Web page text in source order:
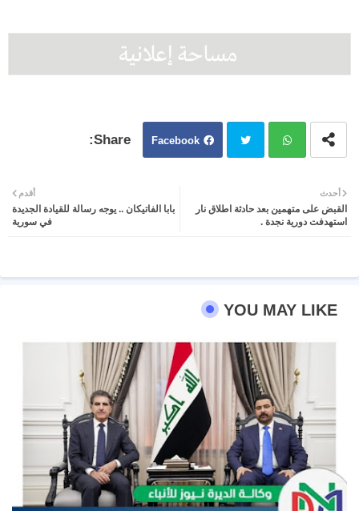
Facebook
ter atsa
أحدث
القبض على متهمين بعد حادثة اطلاق نار
استهدفت دورية نجدة .
أقدم
بابا الفاتيكان .. يوجه رسالة للقيادة الجديدة
في سورية
YOU MAY LIKE